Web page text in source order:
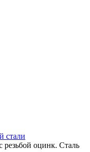
стали
резьбой оцинк. Cталь